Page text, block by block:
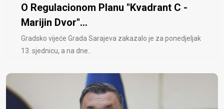
O Regulacionom Planu "Kvadrant C -
Marijin Dvor"...
Gradsko vijeće Grada Sarajeva zakazalo je za ponedjeljak
13. sjednicu, a na dne..